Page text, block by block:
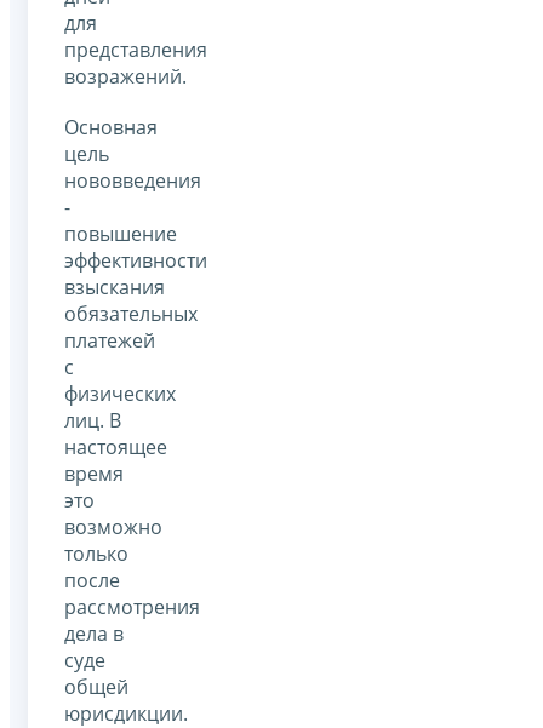
для
представления
возражений.
Основная
цель
нововведения
-
повышение
эффективности
взыскания
обязательных
платежей
с
физических
лиц. В
настоящее
время
это
возможно
только
после
рассмотрения
дела в
суде
общей
юрисдикции.